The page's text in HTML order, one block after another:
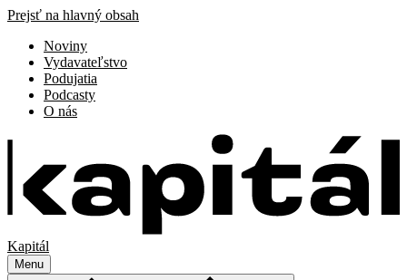
Prejsť na hlavný obsah
Noviny
Vydavateľstvo
Podujatia
Podcasty
O nás
Kapitál
Menu